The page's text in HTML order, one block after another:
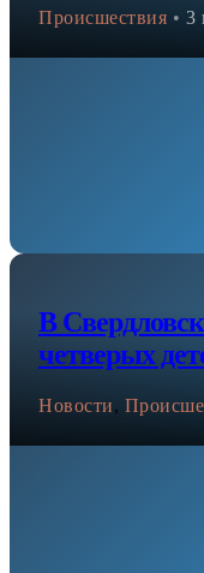
Происшествия • 3
В
четверых
Новости,